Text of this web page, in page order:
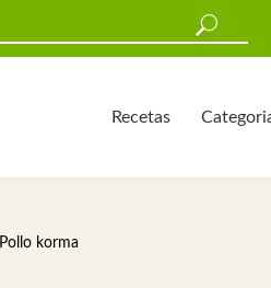
Recetas
Pollo korma